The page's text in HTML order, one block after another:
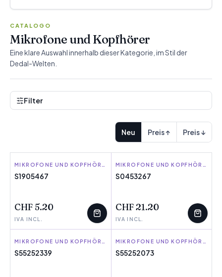
CATALOGO
Mikrofone und Kopfhörer
Eine klare Auswahl innerhalb dieser Kategorie, im Stil der
Dedal-Welten.
Filter
Neu Preis ↑ Preis ↓
KSIX
S1905467
CHF 5.20
IVA INCL.
PHOENIX
S0453267
CHF 21.20
IVA INCL.
HP
S55252339
POLY
S55252073